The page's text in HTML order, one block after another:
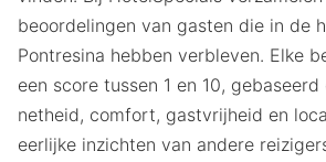
beoordelingen van gasten die in de
Pontresina hebben verbleven. Elke
een score tussen 1 en 10,
netheid, comfort, gastvrijheid en
eerlijke inzichten van andere